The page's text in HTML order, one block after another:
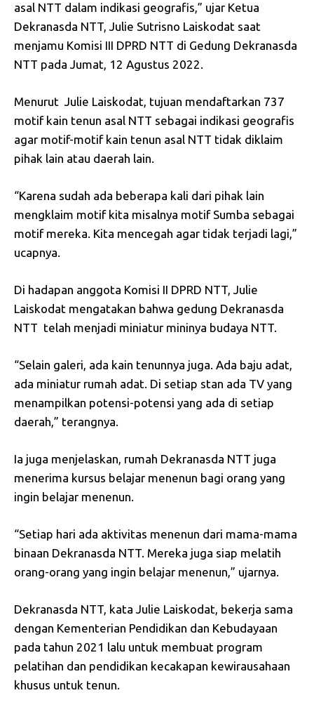
asal NTT dalam indikasi geografis,” ujar Ketua
Dekranasda NTT, Julie Sutrisno Laiskodat saat
menjamu Komisi III DPRD NTT di Gedung Dekranasda
NTT pada Jumat, 12 Agustus 2022.
Menurut Julie Laiskodat, tujuan mendaftarkan 737
motif kain tenun asal NTT sebagai indikasi geografis
agar motif-motif kain tenun asal NTT tidak diklaim
pihak lain atau daerah lain.
“Karena sudah ada beberapa kali dari pihak lain
mengklaim motif kita misalnya motif Sumba sebagai
motif mereka. Kita mencegah agar tidak terjadi lagi,”
ucapnya.
Di hadapan anggota Komisi II DPRD NTT, Julie
Laiskodat mengatakan bahwa gedung Dekranasda
NTT telah menjadi miniatur mininya budaya NTT.
“Selain galeri, ada kain tenunnya juga. Ada baju adat,
ada miniatur rumah adat. Di setiap stan ada TV yang
menampilkan potensi-potensi yang ada di setiap
daerah,” terangnya.
Ia juga menjelaskan, rumah Dekranasda NTT juga
menerima kursus belajar menenun bagi orang yang
ingin belajar menenun.
“Setiap hari ada aktivitas menenun dari mama-mama
binaan Dekranasda NTT. Mereka juga siap melatih
orang-orang yang ingin belajar menenun,” ujarnya.
Dekranasda NTT, kata Julie Laiskodat, bekerja sama
dengan Kementerian Pendidikan dan Kebudayaan
pada tahun 2021 lalu untuk membuat program
pelatihan dan pendidikan kecakapan kewirausahaan
khusus untuk tenun.